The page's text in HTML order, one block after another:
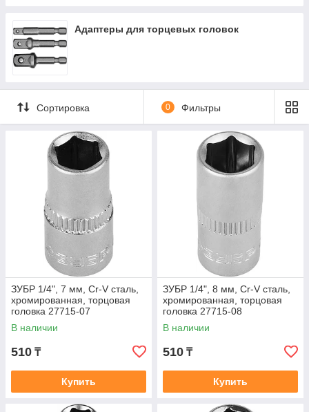
Адаптеры для торцевых головок
Сортировка 0 Фильтры
ЗУБР 1/4", 7 мм, Cr-V сталь,
хромированная, торцовая
головка 27715-07
В наличии
510 ₸
Купить
ЗУБР 1/4", 8 мм, Cr-V сталь,
хромированная, торцовая
головка 27715-08
В наличии
510 ₸
Купить